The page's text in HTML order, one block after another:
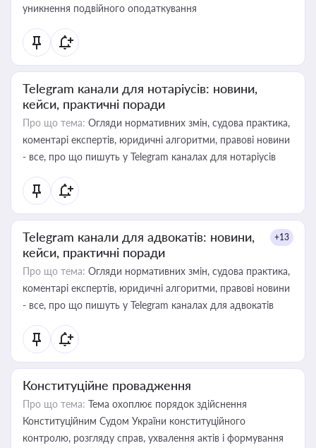
уникнення подвійного оподаткування
Telegram канали для нотаріусів: новини,
кейси, практичні поради
Про що тема: Огляди нормативних змін, судова практика,
коментарі експертів, юридичні алгоритми, правові новини
- все, про що пишуть у Telegram каналах для нотаріусів
Telegram канали для адвокатів: новини,
кейси, практичні поради
+13
Про що тема: Огляди нормативних змін, судова практика,
коментарі експертів, юридичні алгоритми, правові новини
- все, про що пишуть у Telegram каналах для адвокатів
Конституційне провадження
Про що тема: Тема охоплює порядок здійснення
Конституційним Судом України конституційного
контролю, розгляду справ, ухвалення актів і формування